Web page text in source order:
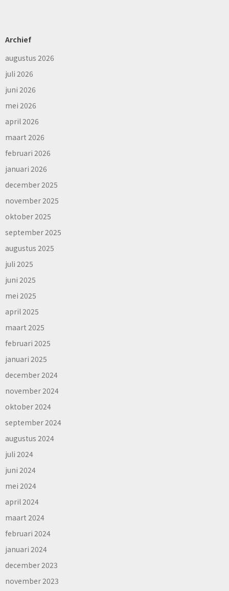
Archief
augustus 2026
juli 2026
juni 2026
mei 2026
april 2026
maart 2026
februari 2026
januari 2026
december 2025
november 2025
oktober 2025
september 2025
augustus 2025
juli 2025
juni 2025
mei 2025
april 2025
maart 2025
februari 2025
januari 2025
december 2024
november 2024
oktober 2024
september 2024
augustus 2024
juli 2024
juni 2024
mei 2024
april 2024
maart 2024
februari 2024
januari 2024
december 2023
november 2023